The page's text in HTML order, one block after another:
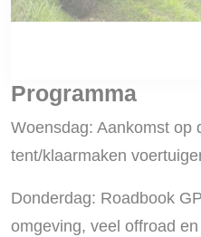
Programma
Woensdag: Aankomst op
tent/klaarmaken
Donderdag: Roadbook
omgeving, veel offroad